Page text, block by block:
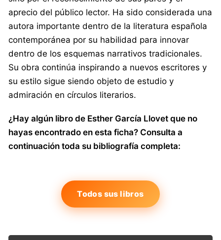
aprecio del público lector. Ha sido considerada una
autora importante dentro de la literatura española
contemporánea por su habilidad para innovar
dentro de los esquemas narrativos tradicionales.
Su obra continúa inspirando a nuevos escritores y
su estilo sigue siendo objeto de estudio y
admiración en círculos literarios.
¿Hay algún libro de Esther García Llovet que no
hayas encontrado en esta ficha? Consulta a
continuación toda su bibliografía completa:
Todos sus libros